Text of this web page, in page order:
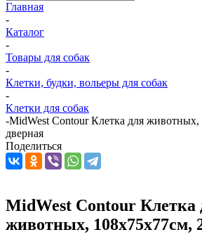
Главная
-
Каталог
-
Товары для собак
-
Клетки, будки, вольеры для собак
-
Клетки для собак
-MidWest Contour Клетка для животных,
дверная
Поделиться
MidWest Contour Клетка
животных, 108х75х77см,